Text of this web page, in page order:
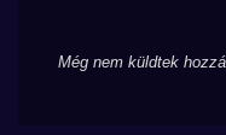
Még nem küldtek